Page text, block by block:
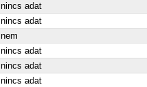
nincs adat
nincs adat
nem
nincs adat
nincs adat
nincs adat